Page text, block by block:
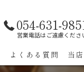
054-631-
営業電話はご遠慮くださ
よくある質問 当